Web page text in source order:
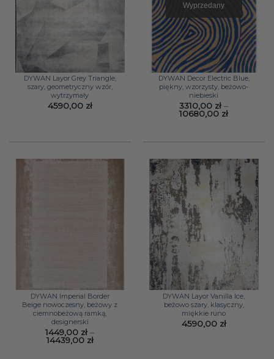
DYWAN Layor Grey Triangle,
szary, geometryczny wzór,
wytrzymały
4590,00 zł
Wyprzedany
DYWAN Decor Electric Blue,
piękny, wzorzysty, beżowo-
niebieski
3310,00 zł –
10680,00 złZakres
do
DYWAN Imperial Border
Beige nowoczesny, beżowy z
ciemnobeżową ramką,
designerski
1449,00 zł –
14439,00 złZakres
DYWAN Layor Vanilla Ice,
beżowo szary, klasyczny,
miękkie runo
4590,00 zł